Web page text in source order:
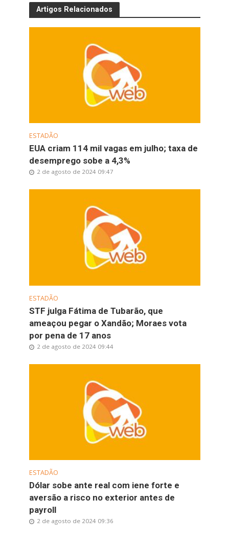
Artigos Relacionados
ESTADÃO
EUA criam 114 mil vagas em julho; taxa de
desemprego sobe a 4,3%
2 de agosto de 2024 09:47
ESTADÃO
STF julga Fátima de Tubarão, que
ameaçou pegar o Xandão; Moraes vota
por pena de 17 anos
2 de agosto de 2024 09:44
ESTADÃO
Dólar sobe ante real com iene forte e
aversão a risco no exterior antes de
payroll
2 de agosto de 2024 09:36